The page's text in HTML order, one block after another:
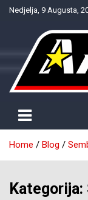
SkipNedjelja, 9 Augusta,
NTV
Home Blog
Kategorija: